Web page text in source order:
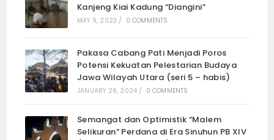
Kanjeng Kiai Kadung “Diangini”
MAY 9, 2023 / 0 COMMENTS
Pakasa Cabang Pati Menjadi Poros
Potensi Kekuatan Pelestarian Budaya
Jawa Wilayah Utara (seri 5 – habis)
JANUARY 28, 2024 / 0 COMMENTS
Semangat dan Optimistik “Malem
Selikuran” Perdana di Era Sinuhun PB XIV